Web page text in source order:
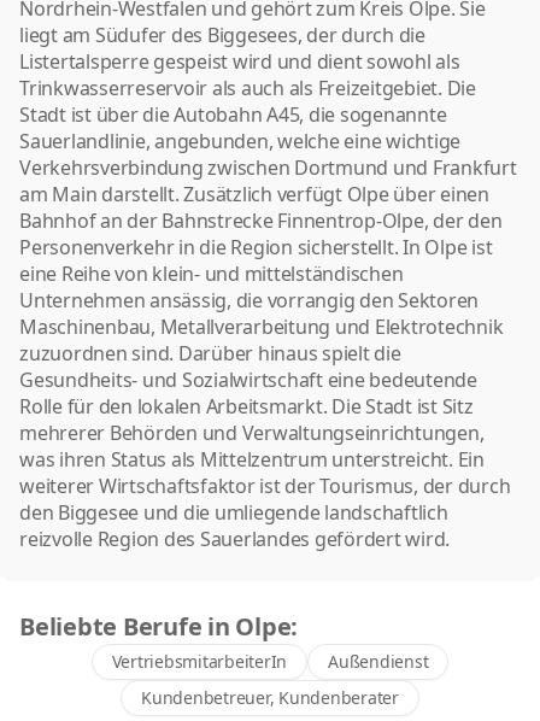
Nordrhein-Westfalen und gehört zum Kreis Olpe. Sie
liegt am Südufer des Biggesees, der durch die
Listertalsperre gespeist wird und dient sowohl als
Trinkwasserreservoir als auch als Freizeitgebiet. Die
Stadt ist über die Autobahn A45, die sogenannte
Sauerlandlinie, angebunden, welche eine wichtige
Verkehrsverbindung zwischen Dortmund und Frankfurt
am Main darstellt. Zusätzlich verfügt Olpe über einen
Bahnhof an der Bahnstrecke Finnentrop-Olpe, der den
Personenverkehr in die Region sicherstellt. In Olpe ist
eine Reihe von klein- und mittelständischen
Unternehmen ansässig, die vorrangig den Sektoren
Maschinenbau, Metallverarbeitung und Elektrotechnik
zuzuordnen sind. Darüber hinaus spielt die
Gesundheits- und Sozialwirtschaft eine bedeutende
Rolle für den lokalen Arbeitsmarkt. Die Stadt ist Sitz
mehrerer Behörden und Verwaltungseinrichtungen,
was ihren Status als Mittelzentrum unterstreicht. Ein
weiterer Wirtschaftsfaktor ist der Tourismus, der durch
den Biggesee und die umliegende landschaftlich
reizvolle Region des Sauerlandes gefördert wird.
Beliebte Berufe in Olpe:
VertriebsmitarbeiterIn
Außendienst
Kundenbetreuer, Kundenberater